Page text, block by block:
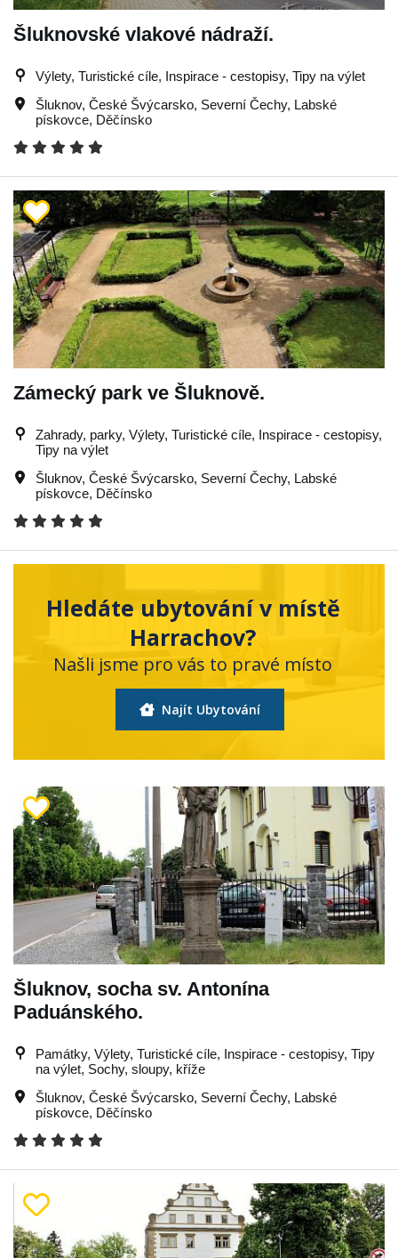
Šluknovské vlakové nádraží.
Výlety, Turistické cíle, Inspirace - cestopisy, Tipy na výlet
Šluknov, České Švýcarsko, Severní Čechy, Labské
pískovce, Děčínsko
Zámecký park ve Šluknově.
Zahrady, parky, Výlety, Turistické cíle, Inspirace - cestopisy,
Tipy na výlet
Šluknov, České Švýcarsko, Severní Čechy, Labské
pískovce, Děčínsko
Hledáte ubytování v místě
Harrachov?
Našli jsme pro vás to pravé místo
Najít Ubytování
Šluknov, socha sv. Antonína
Paduánského.
Památky, Výlety, Turistické cíle, Inspirace - cestopisy, Tipy
na výlet, Sochy, sloupy, kříže
Šluknov, České Švýcarsko, Severní Čechy, Labské
pískovce, Děčínsko